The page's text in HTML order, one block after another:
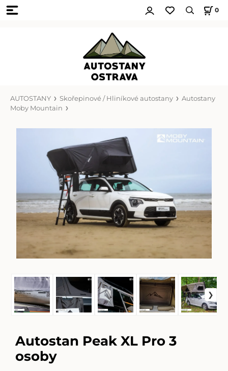
0
AUTOSTANY Skořepinové / Hliníkové autostany
Autostany
Moby Mountain
Autostan Peak XL Pro 3
osoby